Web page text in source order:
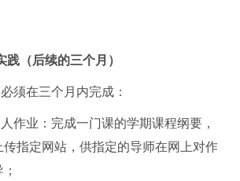
践（后续的三个月）
须在三个月内完成：
作业：完成一门课的学期课程纲要，
指定网站，供指定的导师在网上对作